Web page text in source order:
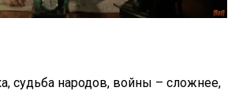
судьба народов, войны – сложнее,